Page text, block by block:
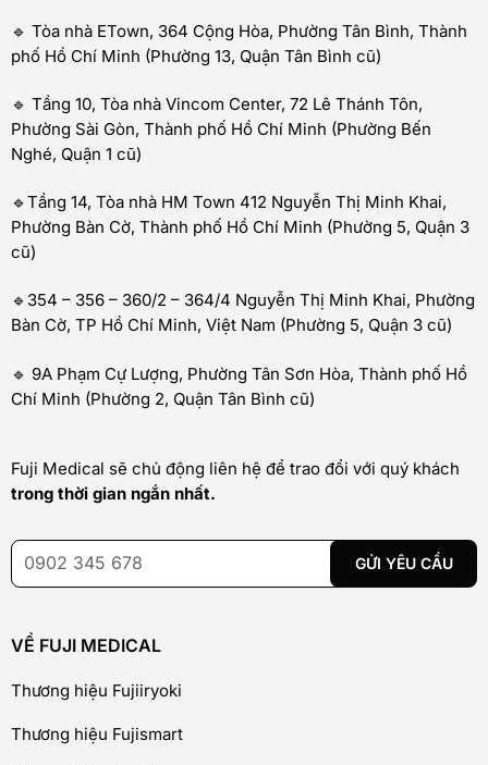
🔹 Tòa nhà ETown, 364 Cộng Hòa, Phường Tân Bình, Thành
phố Hồ Chí Minh (Phường 13, Quận Tân Bình cũ)
🔹 Tầng 10, Tòa nhà Vincom Center, 72 Lê Thánh Tôn,
Phường Sài Gòn, Thành phố Hồ Chí Minh (Phường Bến
Nghé, Quận 1 cũ)
🔹Tầng 14, Tòa nhà HM Town 412 Nguyễn Thị Minh Khai,
Phường Bàn Cờ, Thành phố Hồ Chí Minh (Phường 5, Quận 3
cũ)
🔹354 – 356 – 360/2 – 364/4 Nguyễn Thị Minh Khai, Phường
Bàn Cờ, TP Hồ Chí Minh, Việt Nam (Phường 5, Quận 3 cũ)
🔹 9A Phạm Cự Lượng, Phường Tân Sơn Hòa, Thành phố Hồ
Chí Minh (Phường 2, Quận Tân Bình cũ)
Fuji Medical sẽ chủ động liên hệ để trao đổi với quý khách
trong thời gian ngắn nhất.
VỀ FUJI MEDICAL
Thương hiệu Fujiiryoki
Thương hiệu Fujismart